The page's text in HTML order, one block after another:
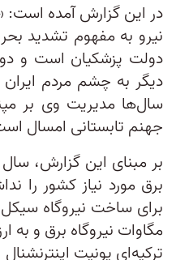
در این گزارش آمده است:
نیرو به مفهوم تشدید
دولت پزشکیان است و
دیگر به چشم مردم ایران
سال‌ها مدیریت وی بر
جهنم تابستانی امسال
برق مورد نیاز کشور را
برای ساخت نیروگاه
ترکیه‌ای یونیت